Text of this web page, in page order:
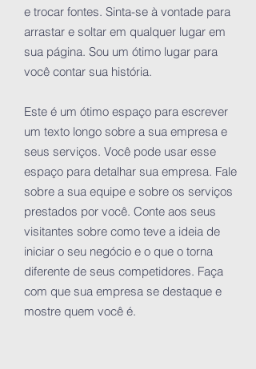
e trocar fontes. Sinta-se à vontade para
arrastar e soltar em qualquer lugar em
sua página. Sou um ótimo lugar para
você contar sua história.
Este é um ótimo espaço para escrever
um texto longo sobre a sua empresa e
seus serviços. Você pode usar esse
espaço para detalhar sua empresa. Fale
sobre a sua equipe e sobre os serviços
prestados por você. Conte aos seus
visitantes sobre como teve a ideia de
iniciar o seu negócio e o que o torna
diferente de seus competidores. Faça
com que sua empresa se destaque e
mostre quem você é.